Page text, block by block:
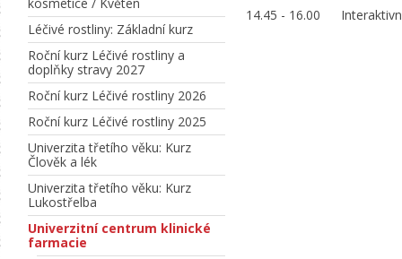
Léčivé rostliny: Základní kurz
Roční kurz Léčivé rostliny a
doplňky stravy 2027
Roční kurz Léčivé rostliny 2026
Roční kurz Léčivé rostliny 2025
Univerzita třetího věku: Kurz
Člověk a lék
Univerzita třetího věku: Kurz
Lukostřelba
Univerzitní centrum klinické
farmacie
14.45 - 16.00